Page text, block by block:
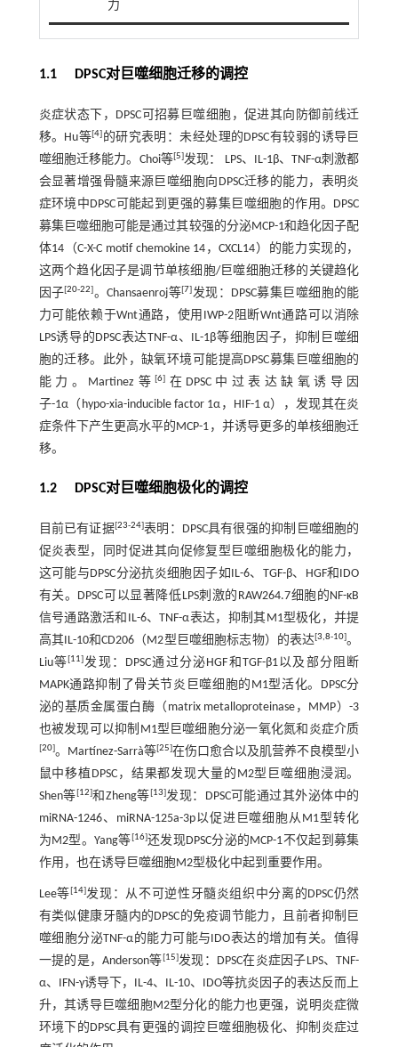
力
1.1 DPSC对巨噬细胞迁移的调控
炎症状态下，DPSC可招募巨噬细胞，促进其向防御前线迁
移。Hu等[4] 的研究表明：未经处理的DPSC有较弱的诱导巨
噬细胞迁移能力。Choi等[5]发现： LPS、IL-1β、TNF-α刺激都
会显著增强骨髓来源巨噬细胞向DPSC迁移的能力，表明炎
症环境中DPSC可能起到更强的募集巨噬细胞的作用。DPSC
募集巨噬细胞可能是通过其较强的分泌MCP-1和趋化因子配
体14（C-X-C motif chemokine 14，CXCL14）的能力实现的，
这两个趋化因子是调节单核细胞/巨噬细胞迁移的关键趋化
因子[20-22]。Chansaenroj等[7]发现：DPSC募集巨噬细胞的能
力可能依赖于Wnt通路，使用IWP-2阻断Wnt通路可以消除
LPS诱导的DPSC表达TNF-α、IL-1β等细胞因子，抑制巨噬细
胞的迁移。此外，缺氧环境可能提高DPSC募集巨噬细胞的
能力。Martinez等[6] 在DPSC中过表达缺氧诱导因
子-1α（hypo-xia-inducible factor 1α，HIF-1 α），发现其在炎
症条件下产生更高水平的MCP-1，并诱导更多的单核细胞迁
移。
1.2 DPSC对巨噬细胞极化的调控
目前已有证据[23-24]表明：DPSC具有很强的抑制巨噬细胞的
促炎表型，同时促进其向促修复型巨噬细胞极化的能力，
这可能与DPSC分泌抗炎细胞因子如IL-6、TGF-β、HGF和IDO
有关。DPSC可以显著降低LPS刺激的RAW264.7细胞的NF-κB
信号通路激活和IL-6、TNF-α表达，抑制其M1型极化，并提
高其IL-10和CD206（M2型巨噬细胞标志物）的表达[3,8-10]。
Liu等[11]发现：DPSC通过分泌HGF和TGF-β1以及部分阻断
MAPK通路抑制了骨关节炎巨噬细胞的M1型活化。DPSC分
泌的基质金属蛋白酶（matrix metalloproteinase，MMP）-3
也被发现可以抑制M1型巨噬细胞分泌一氧化氮和炎症介质
[20]。Martínez-Sarrà等[25]在伤口愈合以及肌营养不良模型小
鼠中移植DPSC，结果都发现大量的M2型巨噬细胞浸润。
Shen等[12]和Zheng等[13]发现：DPSC可能通过其外泌体中的
miRNA-1246、miRNA-125a-3p以促进巨噬细胞从M1型转化
为M2型。Yang等[16]还发现DPSC分泌的MCP-1不仅起到募集
作用，也在诱导巨噬细胞M2型极化中起到重要作用。
Lee等[14]发现：从不可逆性牙髓炎组织中分离的DPSC仍然
有类似健康牙髓内的DPSC的免疫调节能力，且前者抑制巨
噬细胞分泌TNF-α的能力可能与IDO表达的增加有关。值得
一提的是，Anderson等[15]发现：DPSC在炎症因子LPS、TNF-
α、IFN-γ诱导下，IL-4、IL-10、IDO等抗炎因子的表达反而上
升，其诱导巨噬细胞M2型分化的能力也更强，说明炎症微
环境下的DPSC具有更强的调控巨噬细胞极化、抑制炎症过